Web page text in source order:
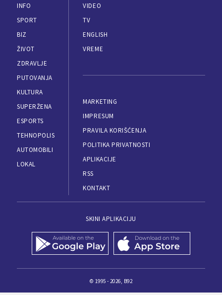
INFO
SPORT
BIZ
ŽIVOT
ZDRAVLJE
PUTOVANJA
KULTURA
SUPERŽENA
ESPORTS
TEHNOPOLIS
AUTOMOBILI
LOKAL
VIDEO
TV
ENGLISH
VREME
MARKETING
IMPRESUM
PRAVILA KORIŠĆENJA
POLITIKA PRIVATNOSTI
APLIKACIJE
RSS
KONTAKT
SKINI APLIKACIJU
© 1995 - 2026, B92